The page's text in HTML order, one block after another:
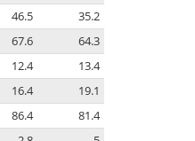
46.5
35.2
67.6
64.3
12.4
13.4
16.4
19.1
86.4
81.4